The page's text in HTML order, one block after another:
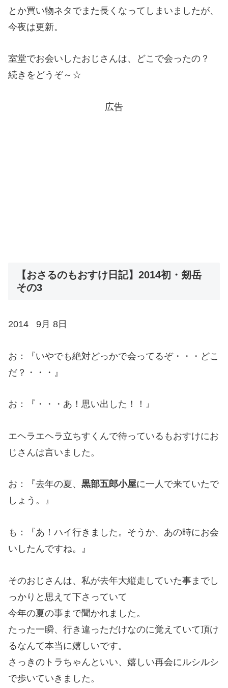
とか買い物ネタでまた長くなってしまいましたが、
今夜は更新。
室堂でお会いしたおじさんは、どこで会ったの？
続きをどうぞ～☆
広告
【おさるのもおすけ日記】2014初・剱岳
その3
2014 9月 8日
お：『いやでも絶対どっかで会ってるぞ・・・どこ
だ？・・・』
お：『・・・あ！思い出した！！』
エヘラエヘラ立ちすくんで待っているもおすけにお
じさんは言いました。
お：『去年の夏、 黒部五郎小屋に一人で来ていたで
しょう。』
も：『あ！ハイ行きました。そうか、あの時にお会
いしたんですね。』
そのおじさんは、私が去年大縦走していた事までし
っかりと思えて下さっていて
今年の夏の事まで聞かれました。
たった一瞬、行き違っただけなのに覚えていて頂け
るなんて本当に嬉しいです。
さっきのトラちゃんといい、嬉しい再会にルシルシ
で歩いていきました。